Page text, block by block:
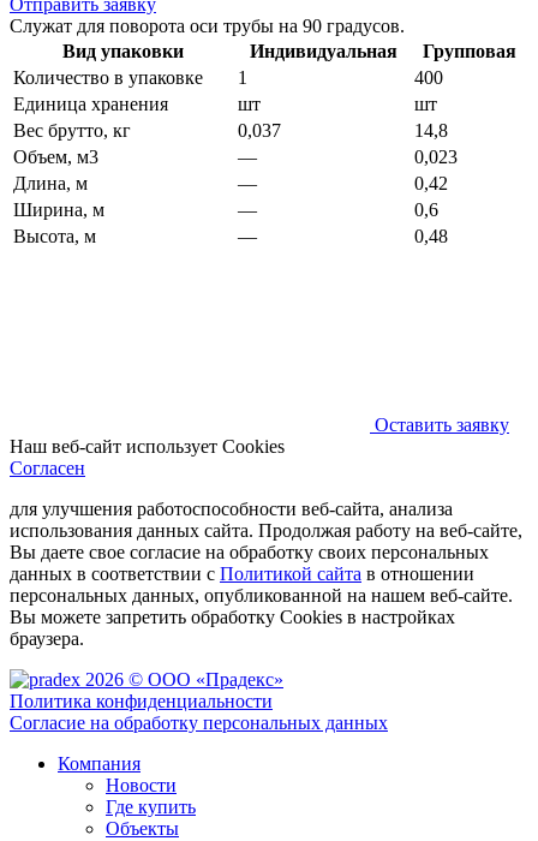
Служат для поворота оси трубы на 90 градусов.
Вид упаковки
Индивидуальная
Групповая
Количество в упаковке
1
400
Единица хранения
шт
шт
Вес брутто, кг
0,037
14,8
Объем, м3
—
0,023
Длина, м
—
0,42
Ширина, м
—
0,6
Высота, м
— 0,48
Оставить заявку
Наш веб-сайт использует Cookies
Согласен
для улучшения работоспособности веб-сайта, анализа
использования данных сайта. Продолжая работу на веб-сайте,
Вы даете свое согласие на обработку своих персональных
данных в соответствии с Политикой сайта в отношении
персональных данных, опубликованной на нашем веб-сайте.
Вы можете запретить обработку Cookies в настройках
браузера.
2026 © ООО «Прадекс»
Политика конфиденциальности
Согласие на обработку персональных данных
Компания
Новости
Где купить
Объекты